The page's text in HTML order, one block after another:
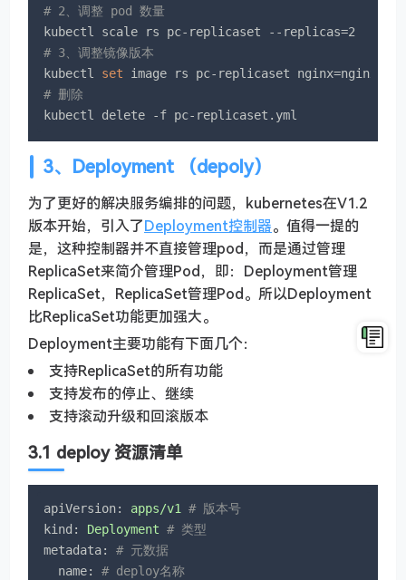
# 2、调整 pod 数量
# 3、调整镜像版本
kubectl set
# 删除
kubectl delete -f pc-replicaset.yml
3、Deployment （depoly）
为了更好的解决服务编排的问题，kubernetes在V1.2
版本开始，引入了Deployment控制器。值得一提的
是，这种控制器并不直接管理pod，而是通过管理
ReplicaSet来简介管理Pod，即：Deployment管理
ReplicaSet，ReplicaSet管理Pod。所以Deployment
比ReplicaSet功能更加强大。
Deployment主要功能有下面几个：
支持ReplicaSet的所有功能
支持发布的停止、继续
支持滚动升级和回滚版本
3.1 deploy 资源清单
apiVersion: apps/v1 # 版本号
kind:
Deployment # 类型
metadata:
# 元数据
name:
# deploy名称